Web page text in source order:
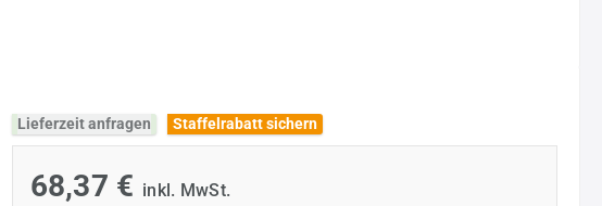
Lieferzeit anfragen
Staffelrabatt sichern
68,37 € inkl. MwSt.